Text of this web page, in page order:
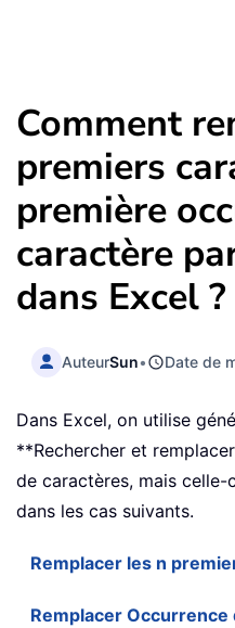
Comment
premiers
première
caractère
dans Excel ?
AuteurSun• Date de
Dans Excel, on utilise
**Rechercher et
de caractères, mais celle-
dans les cas suivants.
Remplacer les n
Remplacer Occurrence